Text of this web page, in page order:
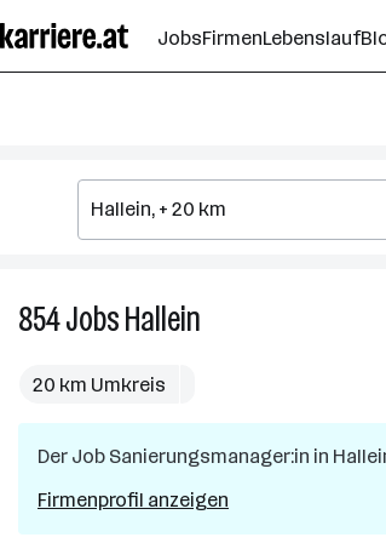
Seiteninhalt
springen
JobsFirmenLebenslauf
854JobsHallein
20 km Umkreis
Der Job Sanierungsmanager:in in
Firmenprofil anzeigen